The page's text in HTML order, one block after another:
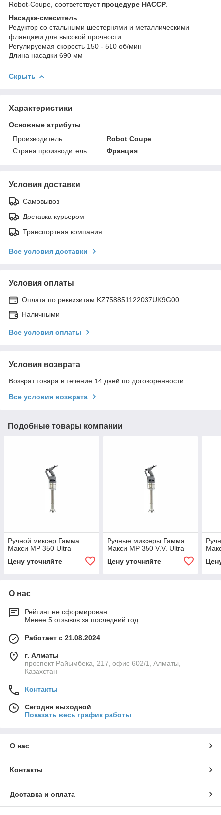
Robot-Coupe, соответствуетпроцедуре НACCP
Насадка-смеситель:
Редуктор со стальными шестернями и металлическими
фланцами для высокой прочности.
Регулируемая скорость 150 - 510 об/мин
Длина насадки 690 мм
Скрыть
Характеристики
Основные атрибуты
Производитель
Robot Coupe
Страна производитель
Франция
Условия доставки
Самовывоз
Доставка курьером
Транспортная компания
Все условия доставки
Условия оплаты
Оплата по реквизитам KZ758851122037UK9G00
Наличными
Все условия оплаты
Условия возврата
Возврат товара в течение 14 дней по договоренности
Все условия возврата
Подобные товары компании
Ручной миксер Гамма
Макси MP 350 Ultra
Цену уточняйте
Ручные миксеры Гамма
Макси MP 350 V.V. Ultra
Цену уточняйте
О нас
Рейтинг не сформирован
Менее 5 отзывов за последний год
Работает с 21.08.2024
г. Алматы
проспект Райымбека, 217, офис 602/1, Алматы,
Казахстан
Контакты
Сегодня выходной
Показать весь график работы
О нас
Контакты
Доставка и оплата